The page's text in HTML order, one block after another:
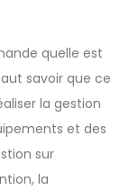
quelle est
savoir que ce
la gestion
et des
sur
la